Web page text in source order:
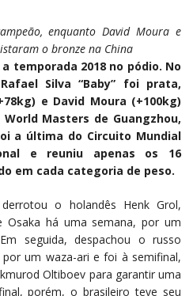
enquanto David Moura e
o bronze na China
temporada 2018 no pódio. No
Silva “Baby” foi prata,
e David Moura (+100kg)
Masters de Guangzhou,
a última do Circuito Mundial
e reuniu apenas os 16
em cada categoria de peso.
o holandês Henk Grol,
Osaka há uma semana, por um
seguida, despachou o russo
um waza-ari e foi à semifinal,
Oltiboev para garantir uma
porém, o brasileiro teve seu